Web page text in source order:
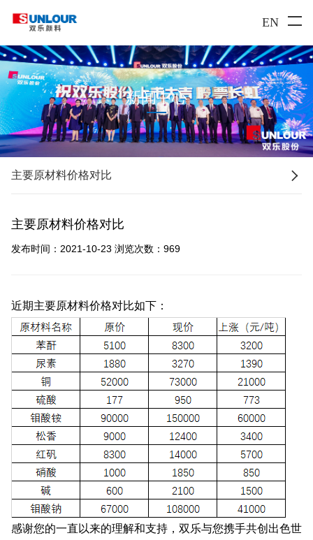
EN
新闻中心
主要原材料价格对比 
主要原材料价格对比
发布时间：2021-10-23 浏览次数： 969
近期主要原材料价格对比如下 ：
感谢您的一直以来的理解和支持，双乐与您携手共创出色世